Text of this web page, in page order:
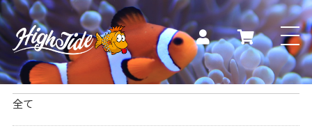
熱帯魚専門店
全て